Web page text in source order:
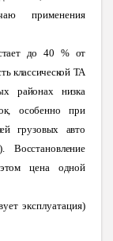
применения
до 40 % от
классической ТА
районах низка
особенно при
грузовых авто
цена одной
эксплуатация)